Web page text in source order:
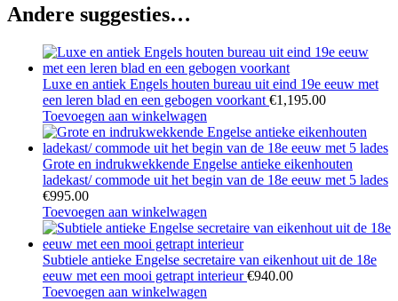
Andere suggesties…
Luxe en antiek Engels houten bureau uit eind 19e eeuw met
een leren blad en een gebogen voorkant €1,195.00
Toevoegen aan winkelwagen
Grote en indrukwekkende Engelse antieke eikenhouten
ladekast/ commode uit het begin van de 18e eeuw met 5 lades
€995.00
Toevoegen aan winkelwagen
Subtiele antieke Engelse secretaire van eikenhout uit de 18e
eeuw met een mooi getrapt interieur€940.00
Toevoegen aan winkelwagen